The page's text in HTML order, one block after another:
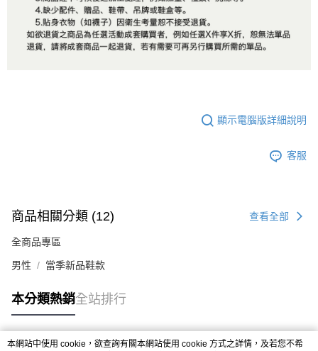
顯示電腦版詳細說明
客服
商品相關分類 (12) 查看全部
全商品專區
男性 當季新品鞋款
本分類熱銷全站排行
本網站中使用 cookie，欲查詢有關本網站使用 cookie 方式之詳情，及若您不希